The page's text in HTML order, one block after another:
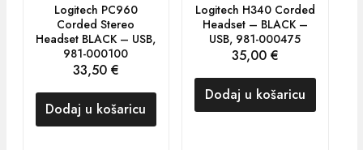
Logitech PC960
Corded Stereo
Headset BLACK – USB,
981-000100
33,50 €
Dodaj u košaricu
Logitech H340 Corded
Headset – BLACK –
USB, 981-000475
35,00 €
Dodaj u košaricu